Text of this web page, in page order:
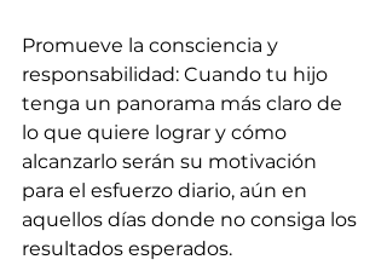
Promueve la consciencia y
responsabilidad: Cuando tu hijo
tenga un panorama más claro de
lo que quiere lograr y cómo
alcanzarlo serán su motivación
para el esfuerzo diario, aún en
aquellos días donde no consiga los
resultados esperados.